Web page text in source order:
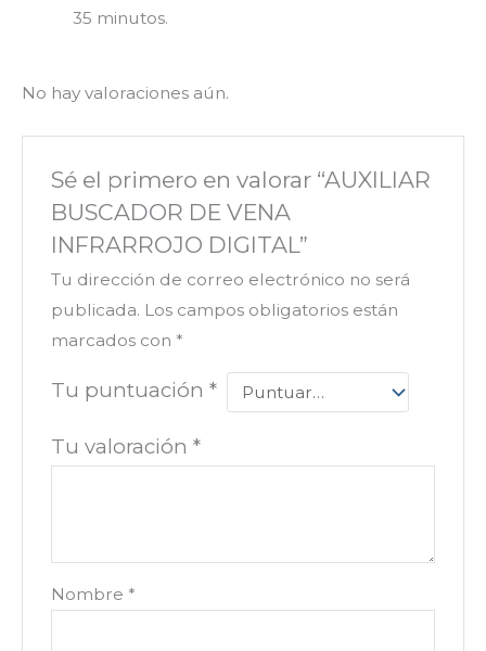
35 minutos.
No hay valoraciones aún.
Sé el primero en valorar “AUXILIAR
BUSCADOR DE VENA
INFRARROJO DIGITAL”
Tu dirección de correo electrónico no será
publicada. Los campos obligatorios están
marcados con *
Tu puntuación *
Tu valoración *
Nombre *